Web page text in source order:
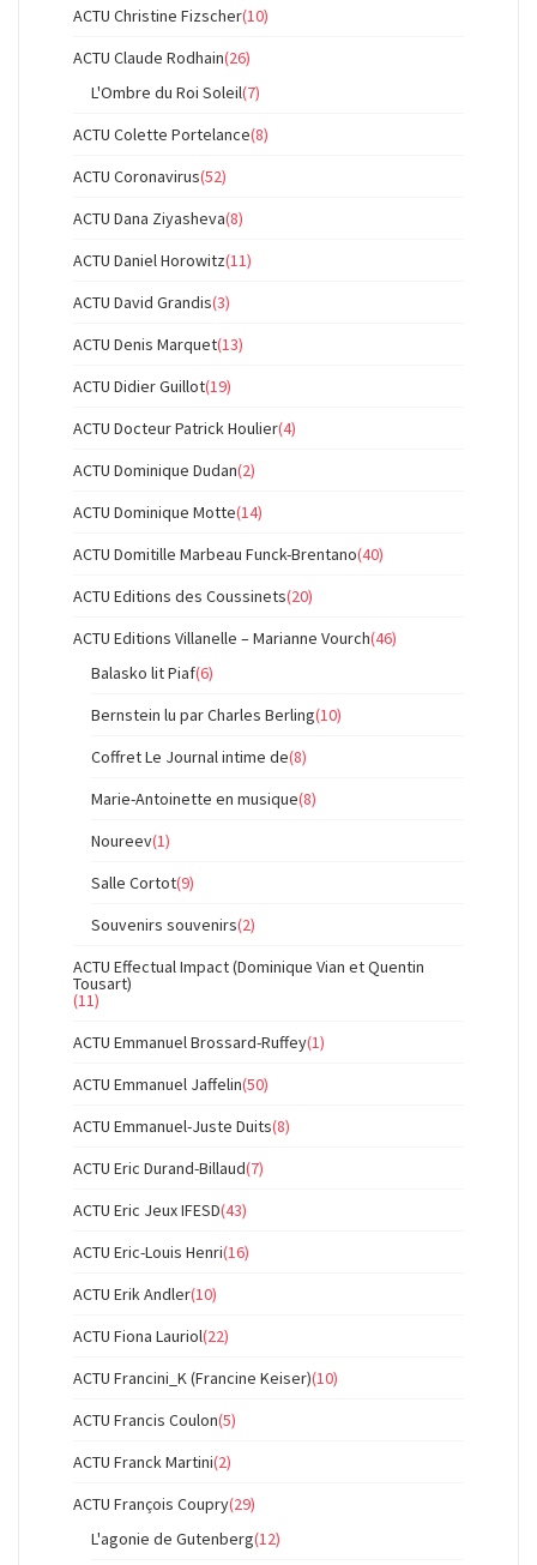
ACTU Christine Fizscher(10)
ACTU Claude Rodhain(26)
L'Ombre du Roi Soleil(7)
ACTU Colette Portelance(8)
ACTU Coronavirus(52)
ACTU Dana Ziyasheva(8)
ACTU Daniel Horowitz(11)
ACTU David Grandis(3)
ACTU Denis Marquet(13)
ACTU Didier Guillot(19)
ACTU Docteur Patrick Houlier(4)
ACTU Dominique Dudan(2)
ACTU Dominique Motte(14)
ACTU Domitille Marbeau Funck-Brentano(40)
ACTU Editions des Coussinets(20)
ACTU Editions Villanelle – Marianne Vourch(46)
Balasko lit Piaf(6)
Bernstein lu par Charles Berling(10)
Coffret Le Journal intime de(8)
Marie-Antoinette en musique(8)
Noureev(1)
Salle Cortot(9)
Souvenirs souvenirs(2)
ACTU Effectual Impact (Dominique Vian et Quentin
Tousart)
(11)
ACTU Emmanuel Brossard-Ruffey(1)
ACTU Emmanuel Jaffelin(50)
ACTU Emmanuel-Juste Duits(8)
ACTU Eric Durand-Billaud(7)
ACTU Eric Jeux IFESD(43)
ACTU Eric-Louis Henri(16)
ACTU Erik Andler(10)
ACTU Fiona Lauriol(22)
ACTU Francini_K (Francine Keiser)(10)
ACTU Francis Coulon(5)
ACTU Franck Martini(2)
ACTU François Coupry(29)
L'agonie de Gutenberg(12)